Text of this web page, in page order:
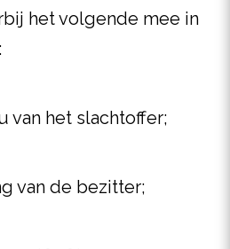
het volgende mee in
van het slachtoffer;
van de bezitter;